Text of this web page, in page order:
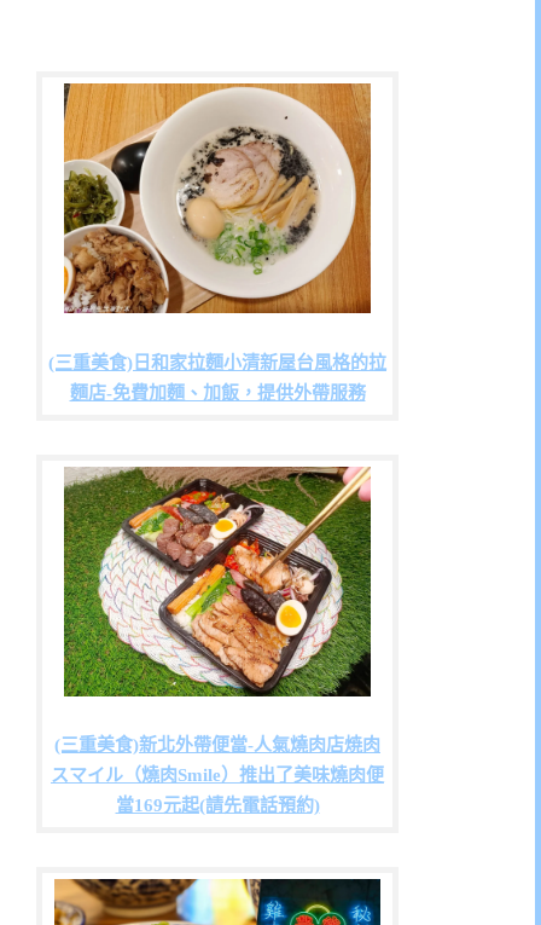
(三重美食)日和家拉麵小清新屋台風格的拉
麵店-免費加麵、加飯，提供外帶服務
(三重美食)新北外帶便當-人氣燒肉店焼肉
スマイル（燒肉Smile）推出了美味燒肉便
當169元起(請先電話預約)